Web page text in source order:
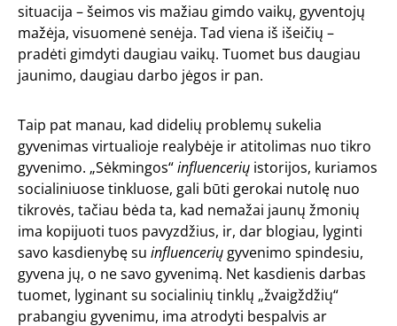
situacija – šeimos vis mažiau gimdo vaikų, gyventojų
mažėja, visuomenė senėja. Tad viena iš išeičių –
pradėti gimdyti daugiau vaikų. Tuomet bus daugiau
jaunimo, daugiau darbo jėgos ir pan.
Taip pat manau, kad didelių problemų sukelia
gyvenimas virtualioje realybėje ir atitolimas nuo tikro
gyvenimo. „Sėkmingos“influencerių istorijos, kuriamos
socialiniuose tinkluose, gali būti gerokai nutolę nuo
tikrovės, tačiau bėda ta, kad nemažai jaunų žmonių
ima kopijuoti tuos pavyzdžius, ir, dar blogiau, lyginti
savo kasdienybę su influencerių gyvenimo spindesiu,
gyvena jų, o ne savo gyvenimą. Net kasdienis darbas
tuomet, lyginant su socialinių tinklų „žvaigždžių“
prabangiu gyvenimu, ima atrodyti bespalvis ar